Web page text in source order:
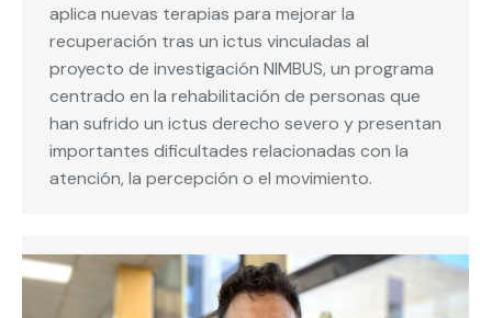
aplica nuevas terapias para mejorar la
recuperación tras un ictus vinculadas al
proyecto de investigación NIMBUS, un programa
centrado en la rehabilitación de personas que
han sufrido un ictus derecho severo y presentan
importantes dificultades relacionadas con la
atención, la percepción o el movimiento.